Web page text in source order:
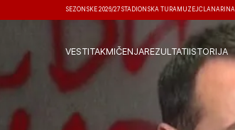
SEZONSKE 2026/27 STADIONSKA TURA MUZEJČLANARINA
VESTITAKMIČENJAREZULTATIISTORIJA